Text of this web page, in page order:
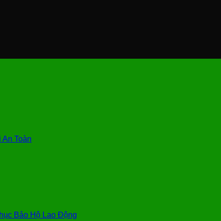
Toàn
Bảo Hộ Lao Động